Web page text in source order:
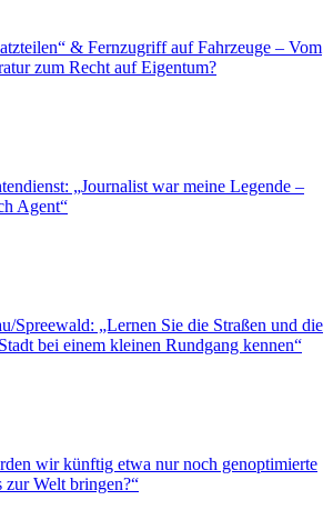
& Fernzugriff auf Fahrzeuge – Vom
zum Recht auf Eigentum?
„Journalist war meine Legende –
Agent“
Spreewald: „Lernen Sie die Straßen und die
bei einem kleinen Rundgang kennen“
wir künftig etwa nur noch genoptimierte
zur Welt bringen?“